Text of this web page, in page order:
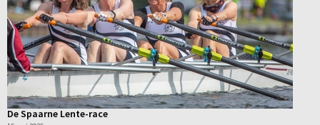
De Spaarne Lente-race